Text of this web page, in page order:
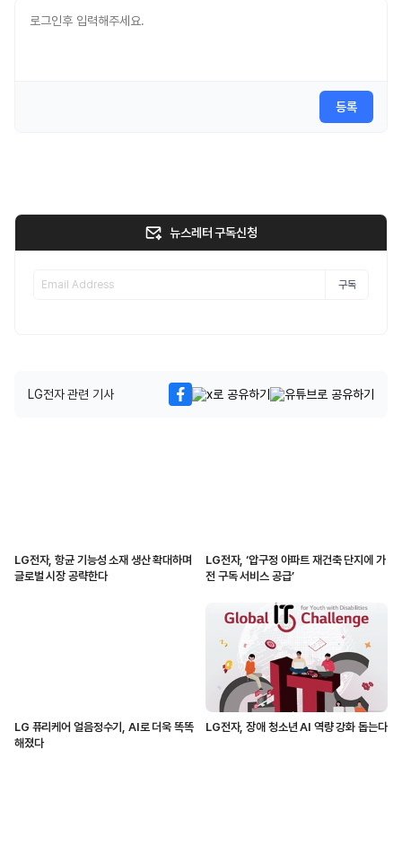
등록
뉴스레터 구독신청
구독
LG전자 관련 기사
LG전자, 항균 기능성 소재 생산 확대하며
글로벌 시장 공략한다
LG전자, ‘압구정 아파트 재건축 단지에 가
전 구독 서비스 공급’
LG 퓨리케어 얼음정수기, AI로 더욱 똑똑
해졌다
LG전자, 장애 청소년 AI 역량 강화 돕는다